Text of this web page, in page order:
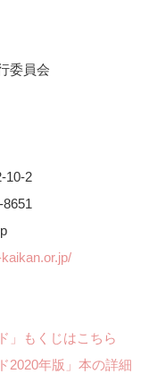
委員会
10-2
」もくじはこちら
2020年版」本の詳細